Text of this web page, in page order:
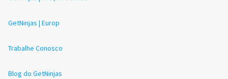
GetNinjas | Europ
Trabalhe Conosco
Blog do GetNinjas